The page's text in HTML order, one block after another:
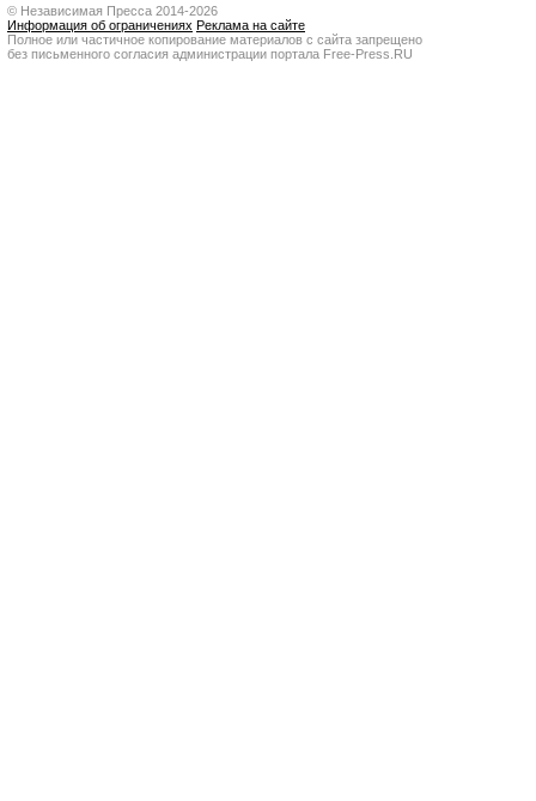
© Независимая Пресса 2014-2026
Информация об ограничениях Реклама на сайте
Полное или частичное копирование материалов с сайта запрещено
без письменного согласия администрации портала Free-Press.RU